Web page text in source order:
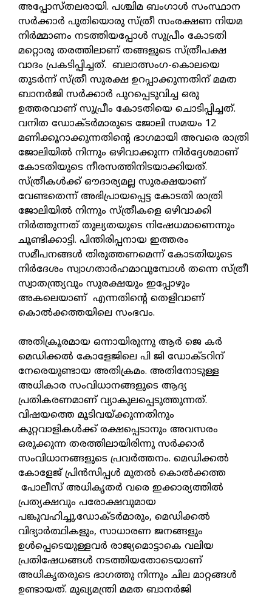
അപ്പോസ്തലരായി. പശ്ചിമ ബംഗാള്‍ സംസ്ഥാന
സര്‍ക്കാര്‍ പുതിയൊരു സ്ത്രീ സംരക്ഷണ നിയമ
നിര്‍മ്മാണം നടത്തിയപ്പോള്‍ സുപ്രീം കോടതി
മറ്റൊരു തരത്തിലാണ് തങ്ങളുടെ സ്ത്രീപക്ഷ
വാദം പ്രകടിപ്പിച്ചത്. ബലാത്സംഗ-കൊലയെ
തുടര്‍ന്ന് സ്ത്രീ സുരക്ഷ ഉറപ്പാക്കുന്നതിന് മമത
ബാനര്‍ജി സര്‍ക്കാര്‍ പുറപ്പെടുവിച്ച ഒരു
ഉത്തരവാണ് സുപ്രീം കോടതിയെ ചൊടിപ്പിച്ചത്.
വനിത ഡോക്ടര്‍മാരുടെ ജോലി സമയം 12
മണിക്കൂറാക്കുന്നതിന്റെ ഭാഗമായി അവരെ രാത്രി
ജോലിയില്‍ നിന്നും ഒഴിവാക്കുന്ന നിര്‍ദ്ദേശമാണ്
കോടതിയുടെ നീരസത്തിനിടയാക്കിയത്.
സ്ത്രീകള്‍ക്ക് ഔദാര്യമല്ല സുരക്ഷയാണ്
വേണ്ടതെന്ന് അഭിപ്രായപ്പെട്ട കോടതി രാത്രി
ജോലിയില്‍ നിന്നും സ്ത്രീകളെ ഒഴിവാക്കി
നിര്‍ത്തുന്നത് തുല്യതയുടെ നിഷേധമാണെന്നും
ചൂണ്ടിക്കാട്ടി. പിന്തിരിപ്പനായ ഇത്തരം
സമീപനങ്ങള്‍ തിരുത്തണമെന്ന് കോടതിയുടെ
നിര്‍ദേശം സ്വാഗതാര്‍ഹമാവുമ്പോള്‍ തന്നെ സ്ത്രീ
സ്വാതന്ത്ര്യവും സുരക്ഷയും ഇപ്പോഴും
അകലെയാണ് എന്നതിന്റെ തെളിവാണ്
കൊല്‍ക്കത്തയിലെ സംഭവം.
അതിക്രൂരമായ ഒന്നായിരുന്നു ആര്‍ ജെ കര്‍
മെഡിക്കല്‍ കോളേജിലെ പി ജി ഡോക്ടറിന്
നേരെയുണ്ടായ അതിക്രമം. അതിനോടുള്ള
അധികാര സംവിധാനങ്ങളുടെ ആദ്യ
പ്രതികരണമാണ് വ്യാകുലപ്പെടുത്തുന്നത്.
വിഷയത്തെ മൂടിവയ്ക്കുന്നതിനും
കുറ്റവാളികള്‍ക്ക് രക്ഷപ്പെടാനും അവസരം
ഒരുക്കുന്ന തരത്തിലായിരിന്നു സര്‍ക്കാര്‍
സംവിധാനങ്ങളുടെ പ്രവര്‍ത്തനം. മെഡിക്കല്‍
കോളേജ് പ്രിന്‍സിപ്പള്‍ മുതല്‍ കൊല്‍ക്കത്ത
പോലീസ് അധികൃതര്‍ വരെ ഇക്കാര്യത്തില്‍
പ്രത്യക്ഷവും പരോക്ഷവുമായ
പങ്കുവഹിച്ചു.ഡോക്ടര്‍മാരും, മെഡിക്കല്‍
വിദ്യാര്‍ത്ഥികളും, സാധാരണ ജനങ്ങളും
ഉള്‍പ്പെടെയുള്ളവര്‍ രാജ്യമൊട്ടാകെ വലിയ
പ്രതിഷേധങ്ങള്‍ നടത്തിയതോടെയാണ്
അധികൃതരുടെ ഭാഗത്തു നിന്നും ചില മാറ്റങ്ങള്‍
ഉണ്ടായത്. മുഖ്യമന്ത്രി മമത ബാനര്‍ജി